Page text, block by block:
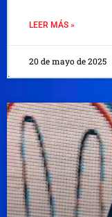
LEER MÁS »
20 de mayo de 2025